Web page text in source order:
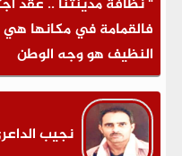
" نظافة مدينتنا .. عقد
فالقمامة في مكانها هي
النظيف هو وجه الوطن
نجيب